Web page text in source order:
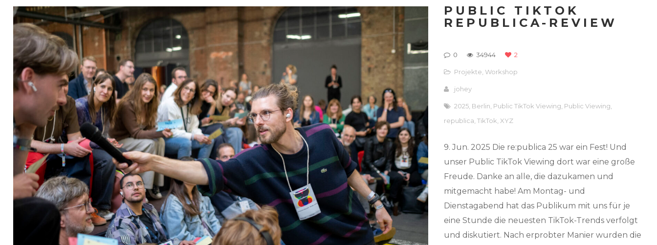
PUBLIC TIKTOK
REPUBLICA-REVIEW
0 34944 2
Projekte ,Workshop
johey
2025 Berlin Public TikTok Viewing Public Viewing
republica ,TikTok XYZ
9. Jun. 2025 Die re:publica 25 war ein Fest! Und
unser Public TikTok Viewing dort war eine große
Freude. Danke an alle, die dazukamen und
mitgemacht habe! Am Montag- und
Dienstagabend hat das Publikum mit uns für je
eine Stunde die neuesten TikTok-Trends verfolgt
und diskutiert. Nach erprobter Manier wurden die